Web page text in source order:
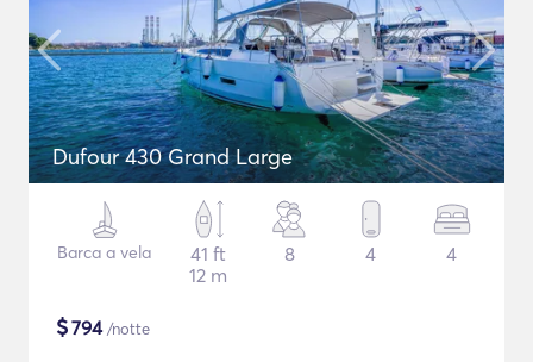
Dufour 430 Grand Large
Barca a vela
41 ft
12 m
8 4 4
$794/notte